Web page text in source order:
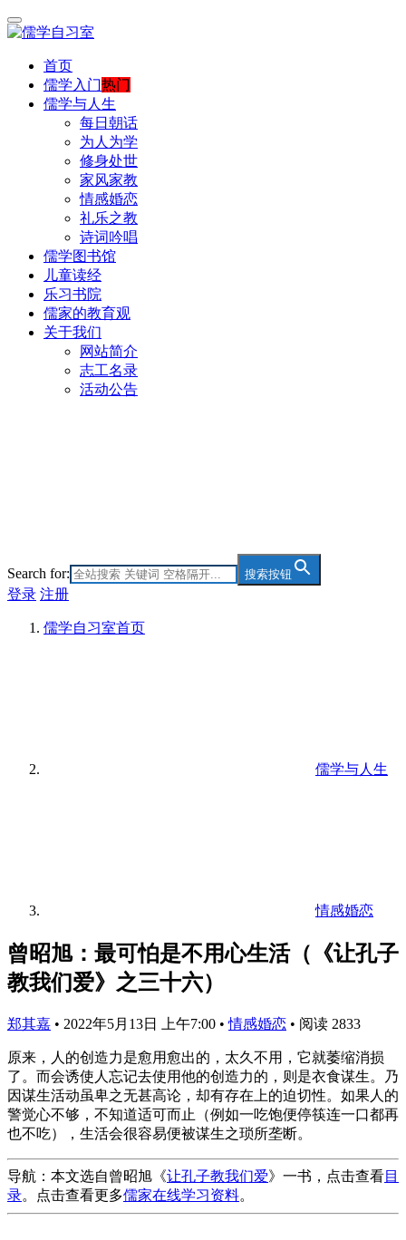
首页
儒学入门热门
儒学与人生
每日朝话
为人为学
修身处世
家风家教
情感婚恋
礼乐之教
诗词吟唱
儒学图书馆
儿童读经
乐习书院
儒家的教育观
关于我们
网站简介
志工名录
活动公告
Search for: 搜索按钮
登录 注册
儒学自习室首页
儒学与人生
情感婚恋
曾昭旭：最可怕是不用心生活（《让孔子
教我们爱》之三十六）
郑其嘉 • 2022年5月13日 上午7:00 • 情感婚恋 • 阅读 2833
原来，人的创造力是愈用愈出的，太久不用，它就萎缩消损
了。而会诱使人忘记去使用他的创造力的，则是衣食谋生。乃
因谋生活动虽卑之无甚高论，却有存在上的迫切性。如果人的
警觉心不够，不知道适可而止（例如一吃饱便停筷连一口都再
也不吃），生活会很容易便被谋生之琐所垄断。
导航：本文选自曾昭旭《让孔子教我们爱》一书，点击查看目
录。点击查看更多儒家在线学习资料。